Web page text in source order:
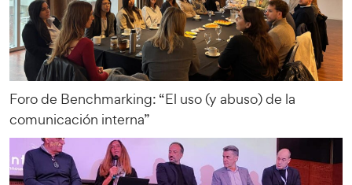
Foro de Benchmarking: “El uso (y abuso) de la
comunicación interna”